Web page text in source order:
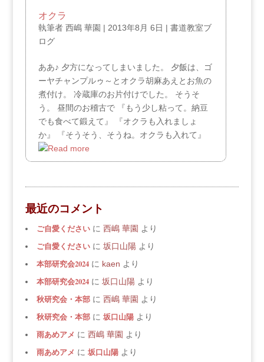
オクラ
執筆者 西嶋 華園 | 2013年8月 6日 | 書道教室ブ
ログ
ああ♪ 夕方になってしまいました。 夕飯は、ゴ
ーヤチャンプルゥ～とオクラ胡麻あえとお魚の
煮付け。 冷蔵庫のお片付けでした。 そうそ
う。 昼間のお稽古で 『もう少し粘って。納豆
でも食べて鍛えて』 『オクラも入れましょ
か』 『そうそう、そうね。オクラも入れて』
最近のコメント
ご自愛くださいに 西嶋 華園 より
ご自愛くださいに 坂口山陽より
本部研究会2024に kaen より
本部研究会2024に 坂口山陽より
秋研究会・本部に 西嶋 華園 より
秋研究会・本部に 坂口山陽より
雨あめアメ に 西嶋 華園 より
雨あめアメ に 坂口山陽より